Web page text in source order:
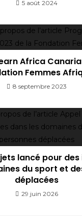
5 août 2024
Africa
Femmes
8 septembre 2023
lancé pour
du sport et
déplacées
29 juin 2026